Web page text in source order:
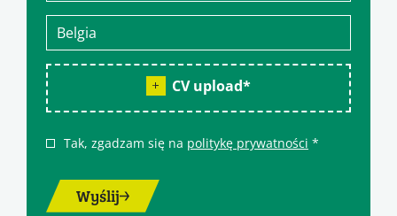
CV upload*
Tak, zgadzam się na politykę prywatności *
Wyślij